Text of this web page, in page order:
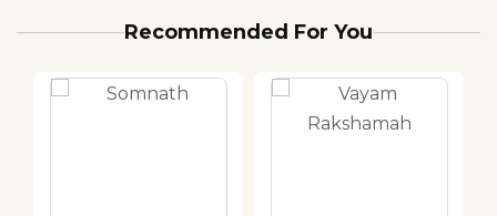
Recommended For You